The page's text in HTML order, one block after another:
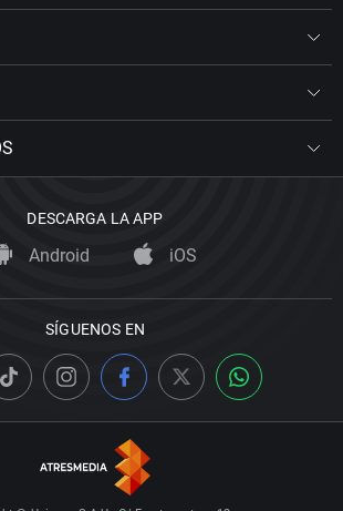
DESCARGA LA APP
Android iOS
SÍGUENOS EN